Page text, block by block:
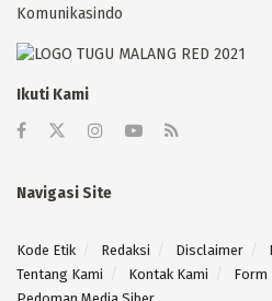
Komunikasindo
Ikuti Kami
Navigasi Site
Kode Etik Redaksi Disclaimer
Tentang Kami
Kontak Kami
Form